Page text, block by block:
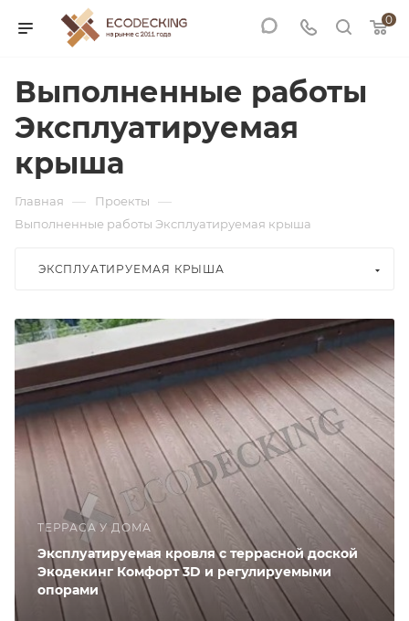
0
Выполненные работы
Эксплуатируемая
крыша
Главная — Проекты —
Выполненные работы Эксплуатируемая крыша
ЭКСПЛУАТИРУЕМАЯ КРЫША
ТЕРРАСА У ДОМА
Эксплуатируемая кровля с террасной доской
Экодекинг Комфорт 3D и регулируемыми
опорами